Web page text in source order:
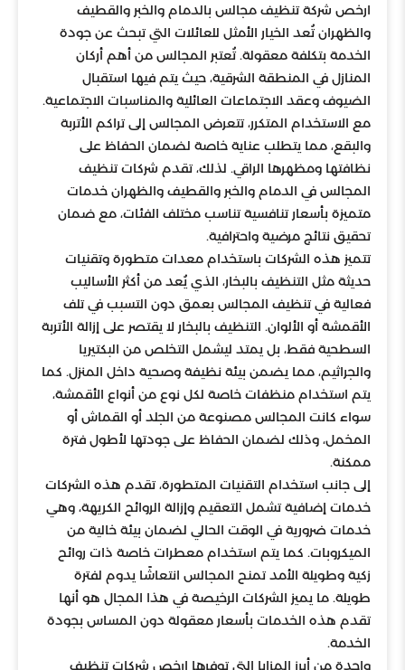
ارخص شركة تنظيف مجالس بالدمام والخبر والقطيف
والظهران تُعد الخيار الأمثل للعائلات التي تبحث عن جودة
الخدمة بتكلفة معقولة. تُعتبر المجالس من أهم أركان
المنازل في المنطقة الشرقية، حيث يتم فيها استقبال
الضيوف وعقد الاجتماعات العائلية والمناسبات الاجتماعية.
مع الاستخدام المتكرر، تتعرض المجالس إلى تراكم الأتربة
والبقع، مما يتطلب عناية خاصة لضمان الحفاظ على
نظافتها ومظهرها الراقي. لذلك، تقدم شركات تنظيف
المجالس في الدمام والخبر والقطيف والظهران خدمات
متميزة بأسعار تنافسية تناسب مختلف الفئات، مع ضمان
تحقيق نتائج مرضية واحترافية.
تتميز هذه الشركات باستخدام معدات متطورة وتقنيات
حديثة مثل التنظيف بالبخار، الذي يُعد من أكثر الأساليب
فعالية في تنظيف المجالس بعمق دون التسبب في تلف
الأقمشة أو الألوان. التنظيف بالبخار لا يقتصر على إزالة الأتربة
السطحية فقط، بل يمتد ليشمل التخلص من البكتيريا
والجراثيم، مما يضمن بيئة نظيفة وصحية داخل المنزل. كما
يتم استخدام منظفات خاصة لكل نوع من أنواع الأقمشة،
سواء كانت المجالس مصنوعة من الجلد أو القماش أو
المخمل، وذلك لضمان الحفاظ على جودتها لأطول فترة
ممكنة.
إلى جانب استخدام التقنيات المتطورة، تقدم هذه الشركات
خدمات إضافية تشمل التعقيم وإزالة الروائح الكريهة، وهي
خدمات ضرورية في الوقت الحالي لضمان بيئة خالية من
الميكروبات. كما يتم استخدام معطرات خاصة ذات روائح
زكية وطويلة الأمد تمنح المجالس انتعاشًا يدوم لفترة
طويلة. ما يميز الشركات الرخيصة في هذا المجال هو أنها
تقدم هذه الخدمات بأسعار معقولة دون المساس بجودة
الخدمة.
واحدة من أبرز المزايا التي توفرها ارخص شركات تنظيف